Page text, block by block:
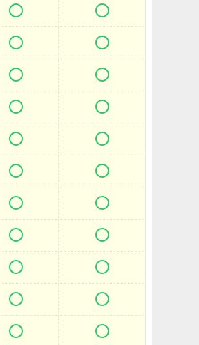
 
 
 
 
 
 
 
 
 
 
 